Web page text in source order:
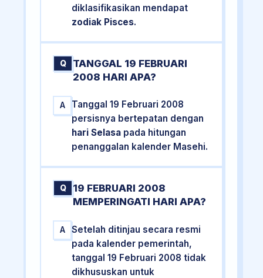
diklasifikasikan mendapat
zodiak Pisces.
Q
TANGGAL 19 FEBRUARI
2008 HARI APA?
A
Tanggal 19 Februari 2008
persisnya bertepatan dengan
hari Selasa pada hitungan
penanggalan kalender Masehi.
Q
19 FEBRUARI 2008
MEMPERINGATI HARI APA?
A
Setelah ditinjau secara resmi
pada kalender pemerintah,
tanggal 19 Februari 2008 tidak
dikhususkan untuk